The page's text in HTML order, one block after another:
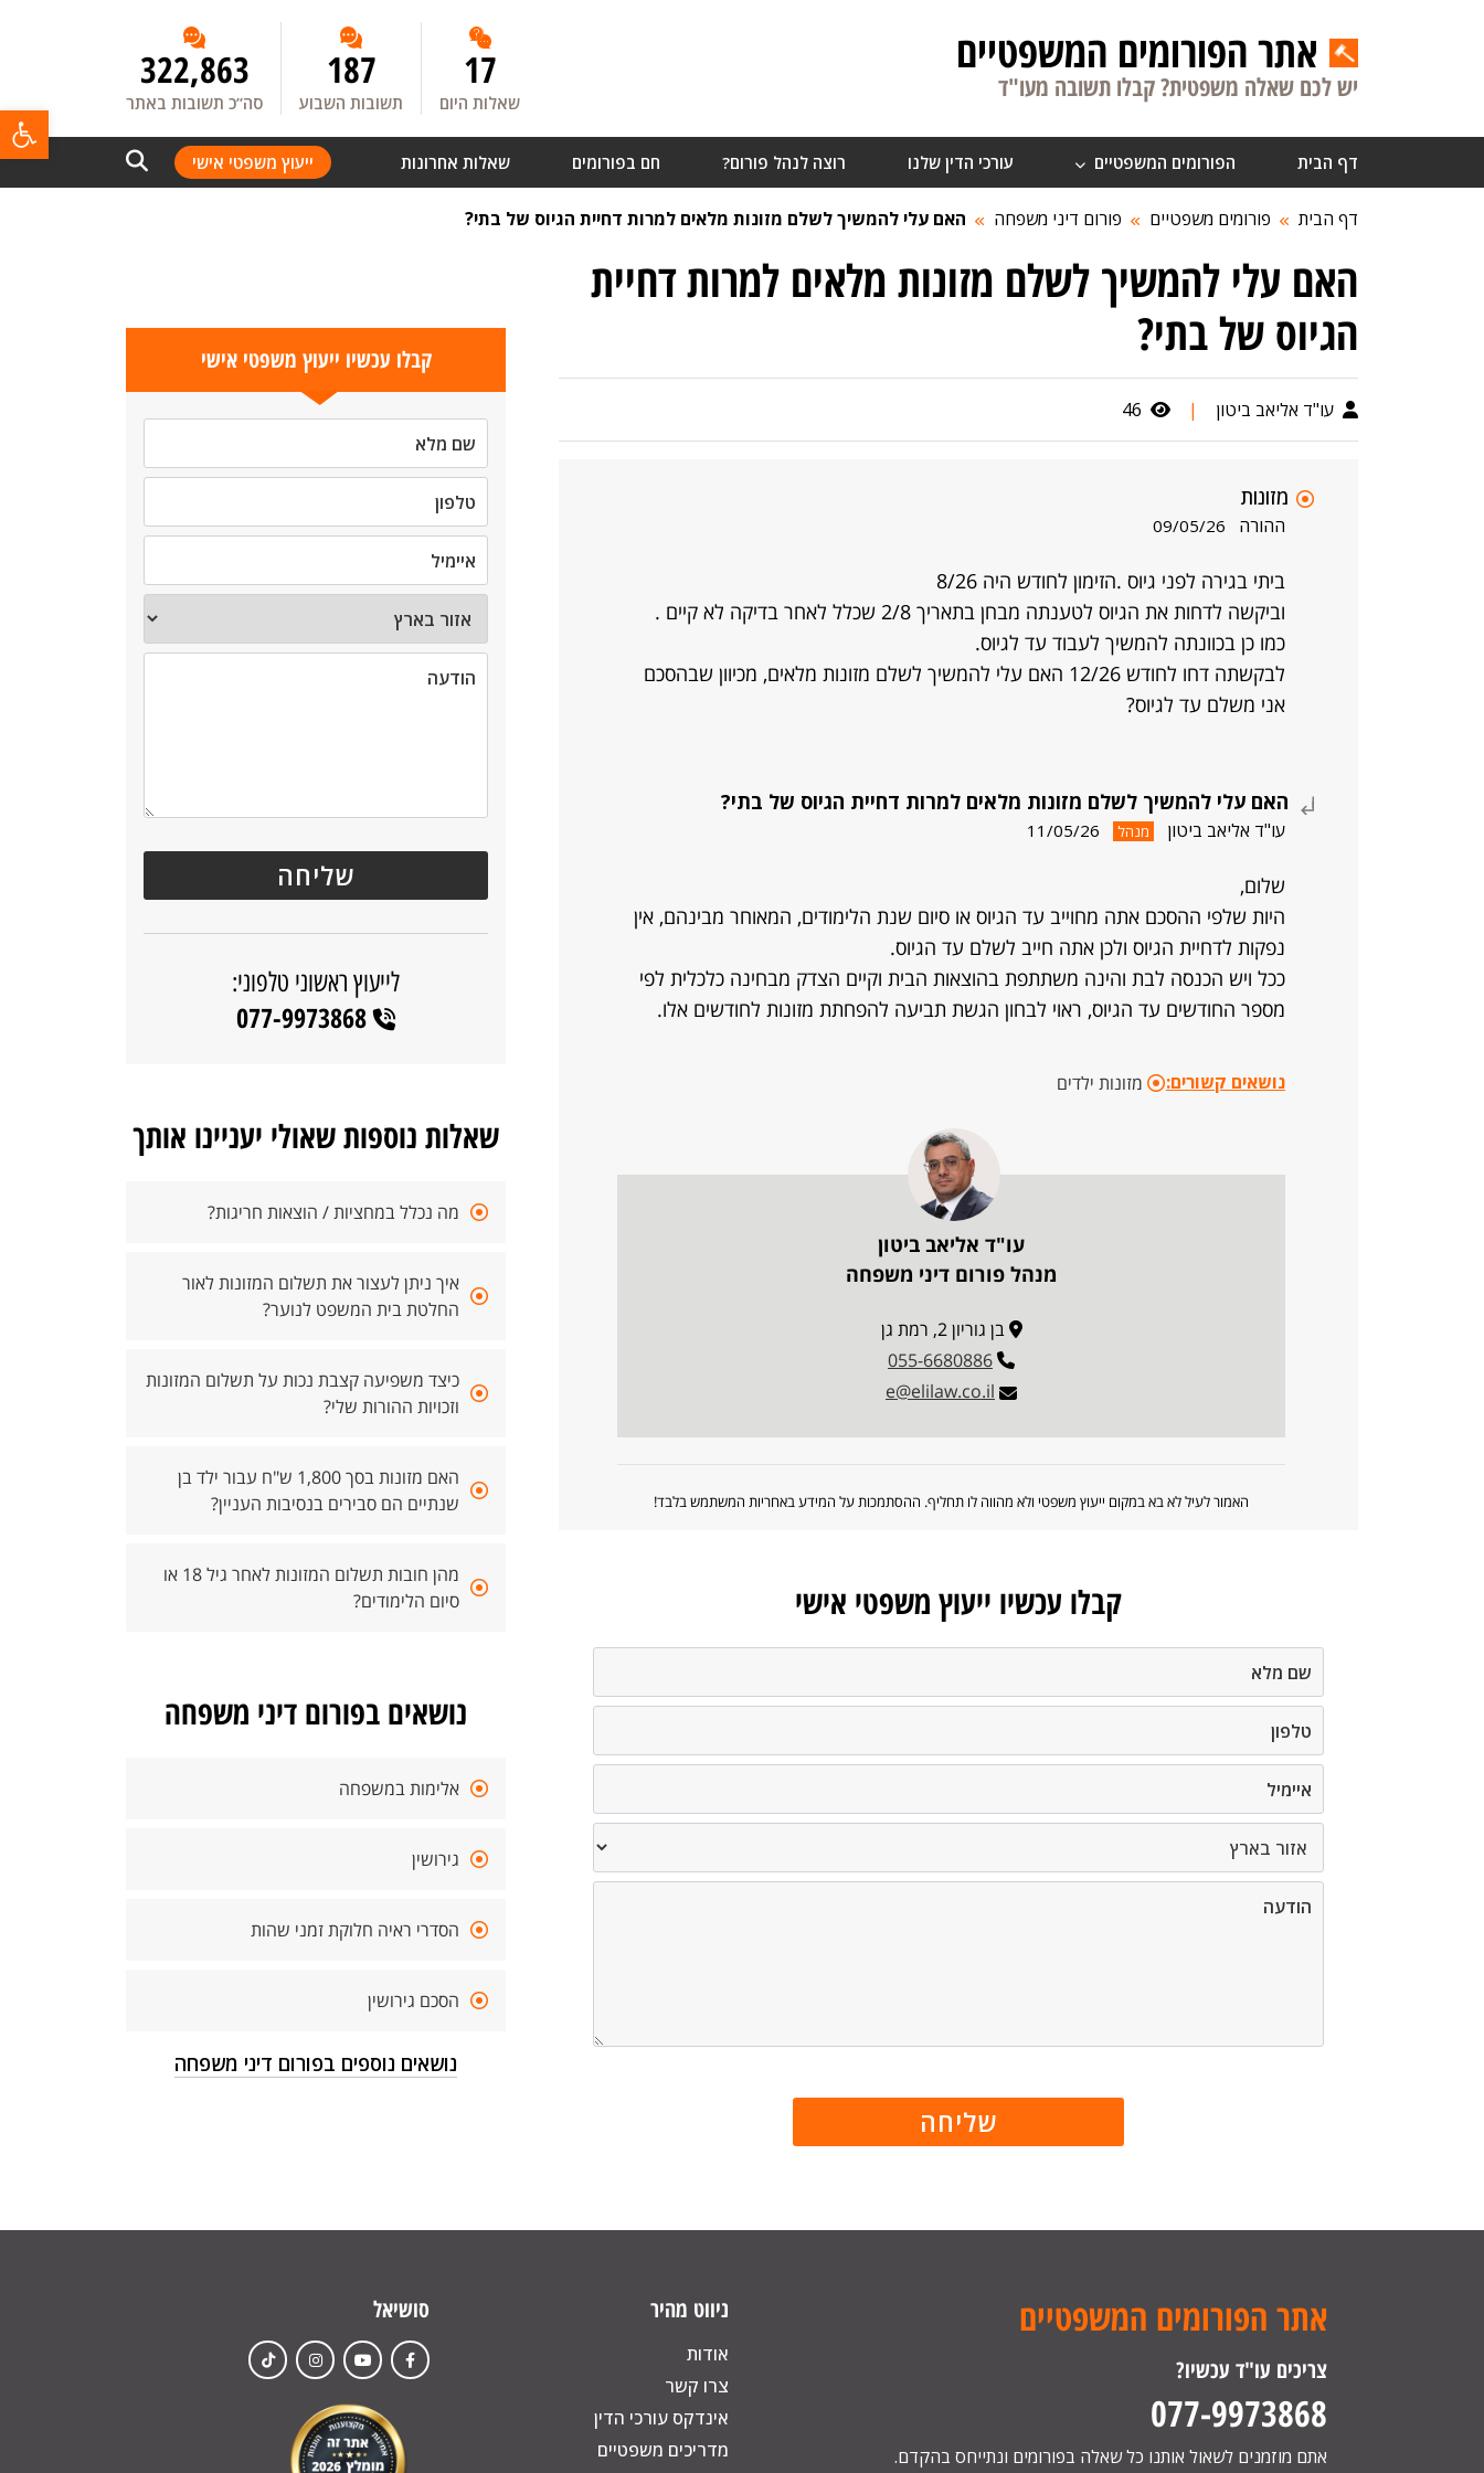
אתר הפורומים המשפטיים
יש לכם שאלה משפטית? קבלו תשובה מעו"ד 17
שאלות היום
187
תשובות השבוע
322,863
סה”כ תשובות באתר
דף הבית הפורומים המשפטיים עורכי הדין שלנו רוצה לנהל פורום? חם בפורומים שאלות אחרונות ייעוץ משפטי אישי
דף הבית פורומים משפטיים פורום דיני משפחה האם עלי להמשיך לשלם מזונות מלאים למרות דחיית הגיוס של בתי?
האם עלי להמשיך לשלם מזונות מלאים למרות דחיית
הגיוס של בתי?
עו"ד אליאב ביטון |
46
מזונות
ההורה 09/05/26
ביתי בגירה לפני גיוס .הזימון לחודש היה 8/26
וביקשה לדחות את הגיוס לטענתה מבחן בתאריך 2/8 שכלל לאחר בדיקה לא קיים .
כמו כן בכוונתה להמשיך לעבוד עד לגיוס.
לבקשתה דחו לחודש 12/26 האם עלי להמשיך לשלם מזונות מלאים, מכיוון שבהסכם
אני משלם עד לגיוס?
האם עלי להמשיך לשלם מזונות מלאים למרות דחיית הגיוס של בתי?
עו"ד אליאב ביטון מנהל 11/05/26
שלום,
היות שלפי ההסכם אתה מחוייב עד הגיוס או סיום שנת הלימודים, המאוחר מבינהם, אין
נפקות לדחיית הגיוס ולכן אתה חייב לשלם עד הגיוס.
ככל ויש הכנסה לבת והינה משתתפת בהוצאות הבית וקיים הצדק מבחינה כלכלית לפי
מספר החודשים עד הגיוס, ראוי לבחון הגשת תביעה להפחתת מזונות לחודשים אלו.
נושאים קשורים: מזונות ילדים
עו"ד אליאב ביטון
מנהל פורום דיני משפחה
בן גוריון 2, רמת גן
055-6680886
e@elilaw.co.il
האמור לעיל לא בא במקום ייעוץ משפטי ולא מהווה לו תחליף. ההסתמכות על המידע באחריות המשתמש בלבד!
קבלו עכשיו ייעוץ משפטי אישי
קבלו עכשיו ייעוץ משפטי אישי
לייעוץ ראשוני טלפוני:
077-9973868
שאלות נוספות שאולי יעניינו אותך
מה נכלל במחציות / הוצאות חריגות?
איך ניתן לעצור את תשלום המזונות לאור
החלטת בית המשפט לנוער?
כיצד משפיעה קצבת נכות על תשלום המזונות
וזכויות ההורות שלי?
האם מזונות בסך 1,800 ש"ח עבור ילד בן
שנתיים הם סבירים בנסיבות העניין?
מהן חובות תשלום המזונות לאחר גיל 18 או
סיום הלימודים?
נושאים בפורום דיני משפחה
אלימות במשפחה
גירושין
הסדרי ראיה חלוקת זמני שהות
הסכם גירושין
נושאים נוספים בפורום דיני משפחה
אתר הפורומים המשפטיים
צריכים עו"ד עכשיו?
077-9973868
אתם מוזמנים לשאול אותנו כל שאלה בפורומים ונתייחס בהקדם.
ניווט מהיר
אודות
צרו קשר
אינדקס עורכי הדין
מדריכים משפטיים
סושיאל